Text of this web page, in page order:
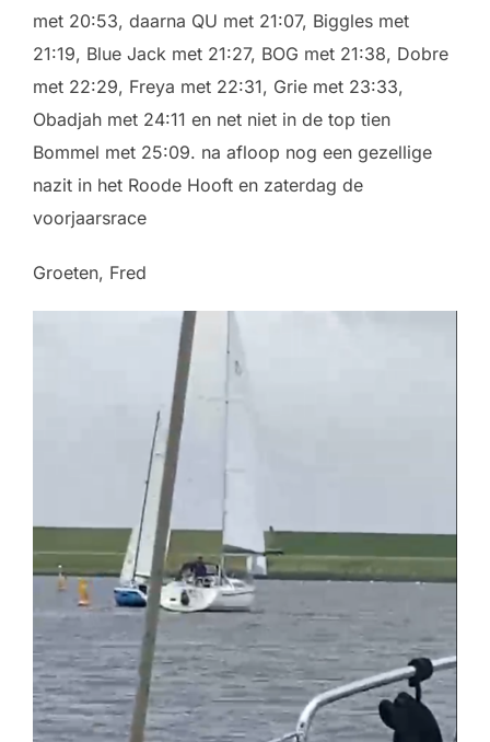
met 20:53, daarna QU met 21:07, Biggles met
21:19, Blue Jack met 21:27, BOG met 21:38, Dobre
met 22:29, Freya met 22:31, Grie met 23:33,
Obadjah met 24:11 en net niet in de top tien
Bommel met 25:09. na afloop nog een gezellige
nazit in het Roode Hooft en zaterdag de
voorjaarsrace
Groeten, Fred